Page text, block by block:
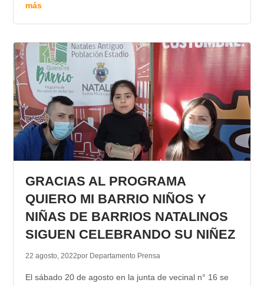
más
GRACIAS AL PROGRAMA
QUIERO MI BARRIO NIÑOS Y
NIÑAS DE BARRIOS NATALINOS
SIGUEN CELEBRANDO SU NIÑEZ
22 agosto, 2022por Departamento Prensa
El sábado 20 de agosto en la junta de vecinal n° 16 se